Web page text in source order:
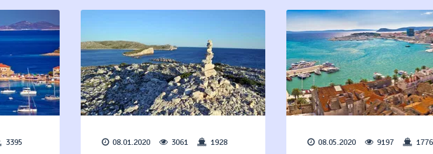
3395 08.01.2020 3061 1928 08.05.2020 9197 1776